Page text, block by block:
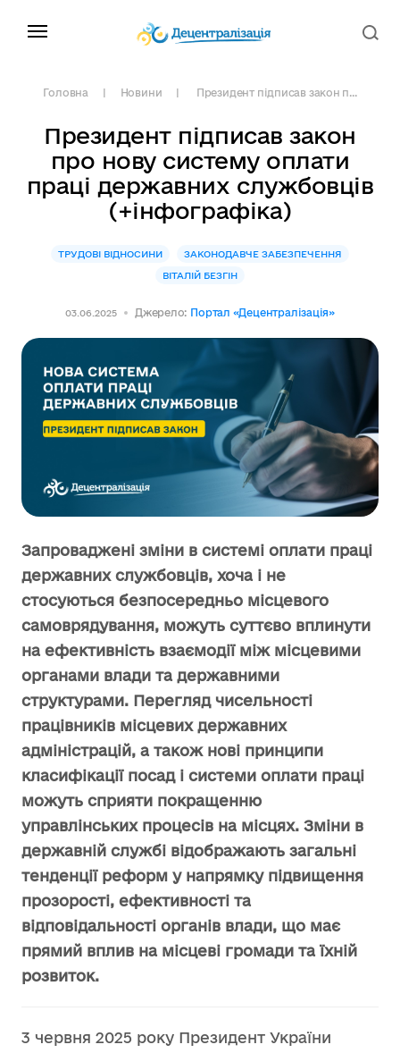
Головна Новини Президент підписав закон п...
Президент підписав закон
про нову систему оплати
праці державних службовців
(+інфографіка)
ТРУДОВІ ВІДНОСИНИ
ЗАКОНОДАВЧЕ ЗАБЕЗПЕЧЕННЯ
ВІТАЛІЙ БЕЗГІН
03.06.2025 Джерело: Портал «Децентралізація»
Запроваджені зміни в системі оплати праці
державних службовців, хоча і не
стосуються безпосередньо місцевого
самоврядування, можуть суттєво вплинути
на ефективність взаємодії між місцевими
органами влади та державними
структурами. Перегляд чисельності
працівників місцевих державних
адміністрацій, а також нові принципи
класифікації посад і системи оплати праці
можуть сприяти покращенню
управлінських процесів на місцях. Зміни в
державній службі відображають загальні
тенденції реформ у напрямку підвищення
прозорості, ефективності та
відповідальності органів влади, що має
прямий вплив на місцеві громади та їхній
розвиток.
3 червня 2025 року Президент України